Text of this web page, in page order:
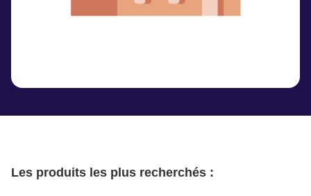
Les produits les plus recherchés :